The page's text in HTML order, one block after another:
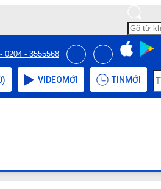
0204 - 3555568
VIDEOMỚI TIN MỚI